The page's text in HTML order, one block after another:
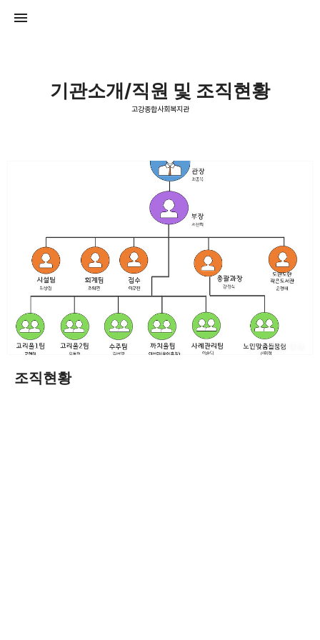
기관소개/직원 및 조직현황
고강종합사회복지관
조직현황
2020. 3. 6.
고강종합사회복지관
고강종합사회복지관